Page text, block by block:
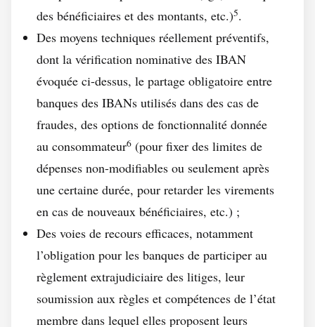
des bénéficiaires et des montants, etc.)5.
Des moyens techniques réellement préventifs,
dont la vérification nominative des IBAN
évoquée ci-dessus, le partage obligatoire entre
banques des IBANs utilisés dans des cas de
fraudes, des options de fonctionnalité donnée
au consommateur6 (pour fixer des limites de
dépenses non-modifiables ou seulement après
une certaine durée, pour retarder les virements
en cas de nouveaux bénéficiaires, etc.) ;
Des voies de recours efficaces, notamment
l’obligation pour les banques de participer au
règlement extrajudiciaire des litiges, leur
soumission aux règles et compétences de l’état
membre dans lequel elles proposent leurs